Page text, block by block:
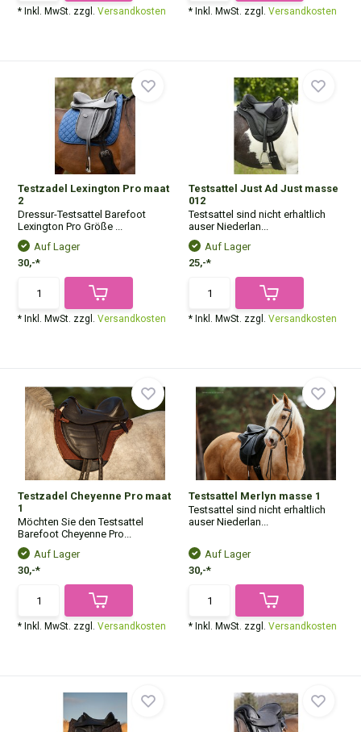
* Inkl. MwSt. zzgl.Versandkosten * Inkl. MwSt. zzgl. Versandkosten
Testzadel Lexington Pro maat
2
Dressur-Testsattel Barefoot
Lexington Pro Größe ...
Auf Lager
30,-*
* Inkl. MwSt. zzgl.Versandkosten
Testsattel Just Ad Just masse
012
Testsattel sind nicht erhaltlich
auser Niederlan...
Auf Lager
25,-*
* Inkl. MwSt. zzgl. Versandkosten
Testzadel Cheyenne Pro maat
1
Möchten Sie den Testsattel
Barefoot Cheyenne Pro...
Auf Lager
30,-*
* Inkl. MwSt. zzgl.Versandkosten
Testsattel Merlyn masse 1
Testsattel sind nicht erhaltlich
auser Niederlan...
Auf Lager
30,-*
* Inkl. MwSt. zzgl. Versandkosten